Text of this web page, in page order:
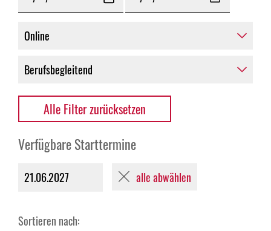
Alle Filter zurücksetzen
Verfügbare Starttermine
21.06.2027 alle abwählen
Sortieren nach: